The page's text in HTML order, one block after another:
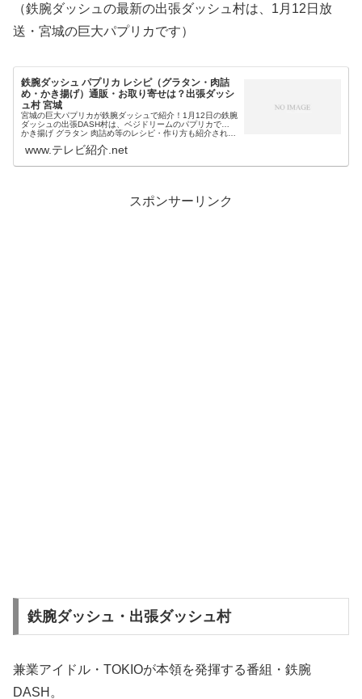
（鉄腕ダッシュの最新の出張ダッシュ村は、1月12日放
送・宮城の巨大パプリカです）
鉄腕ダッシュ パプリカ レシピ（グラタン・肉詰
め・かき揚げ）通販・お取り寄せは？出張ダッシ
ュ村 宮城
宮城の巨大パプリカが鉄腕ダッシュで紹介！1月12日の鉄腕
ダッシュの出張DASH村は、ベジドリームのパプリカで…
かき揚げ グラタン 肉詰め等のレシピ・作り方も紹介されま
プリカレシピの作り方...
www.テレビ紹介.net
スポンサーリンク
鉄腕ダッシュ・出張ダッシュ村
兼業アイドル・TOKIOが本領を発揮する番組・鉄腕
DASH。